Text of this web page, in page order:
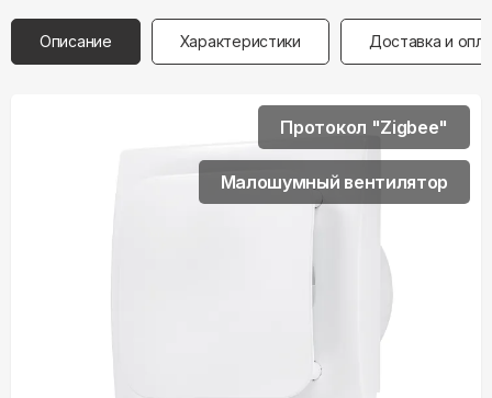
Описание Характеристики Доставка и
Протокол "Zigbee"
Малошумный вентилятор